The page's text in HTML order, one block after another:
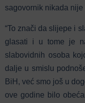
sagovornik nikada nije
“To znači da slijepe i
glasati i u tome je
slabovidnih osoba
dalje u smislu
BiH, već smo još u
ove godine bilo